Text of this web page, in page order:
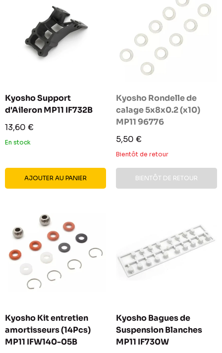
Kyosho Support
d'Aileron MP11 IF732B
Prix
réduit
13,60 €
En stock
AJOUTER AU PANIER
Kyosho Rondelle de
calage 5x8x0.2 (x10)
MP11 96776
Prix
réduit
5,50 €
Bientôt de retour
BIENTÔT DE RETOUR
Kyosho Kit entretien
amortisseurs (14Pcs)
MP11 IFW140-05B
Kyosho Bagues de
Suspension Blanches
MP11 IF730W